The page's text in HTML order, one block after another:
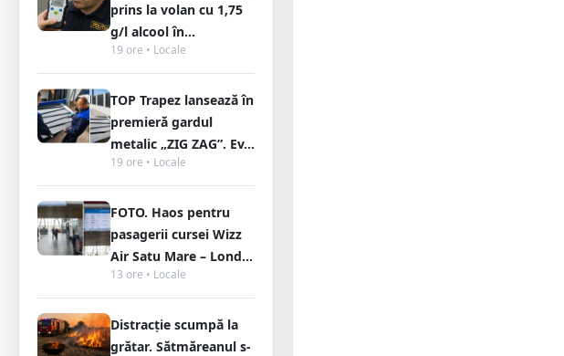
prins la volan cu 1,75
g/l alcool în...
19 ore • Locale
TOP Trapez lansează în
premieră gardul
metalic „ZIG ZAG”. Ev...
19 ore • Locale
FOTO. Haos pentru
pasagerii cursei Wizz
Air Satu Mare – Lond...
13 ore • Locale
Distracție scumpă la
grătar. Sătmăreanul s-